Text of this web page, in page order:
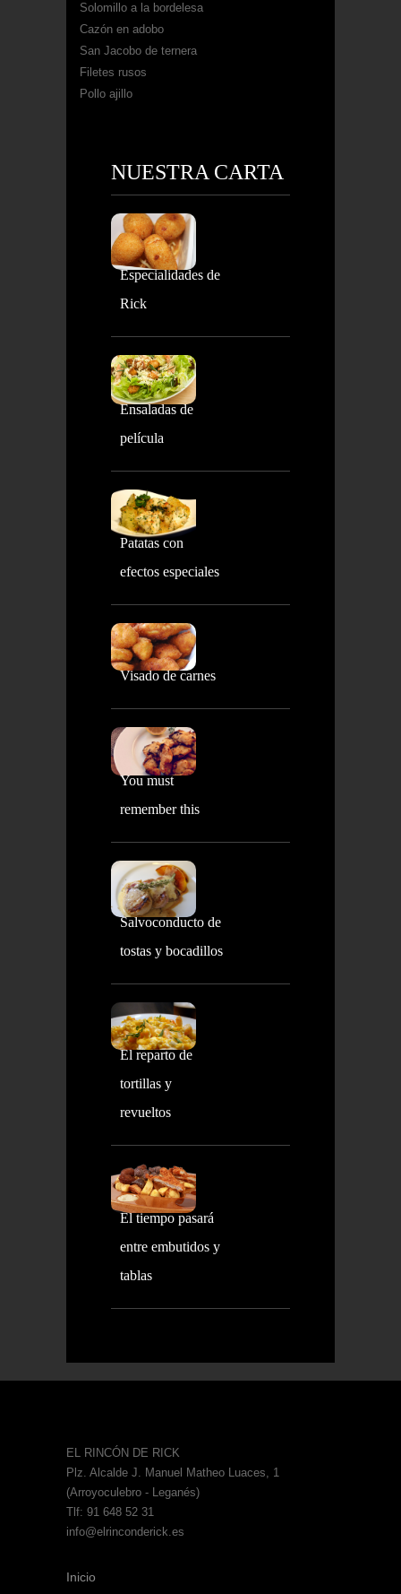
Solomillo a la bordelesa
Cazón en adobo
San Jacobo de ternera
Filetes rusos
Pollo ajillo
NUESTRA CARTA
Especialidades de
Rick
Ensaladas de
película
Patatas con
efectos especiales
Visado de carnes
You must
remember this
Salvoconducto de
tostas y bocadillos
El reparto de
tortillas y
revueltos
El tiempo pasará
entre embutidos y
tablas
EL RINCÓN DE RICK
Plz. Alcalde J. Manuel Matheo Luaces, 1
(Arroyoculebro - Leganés)
Tlf: 91 648 52 31
info@elrinconderick.es
Inicio